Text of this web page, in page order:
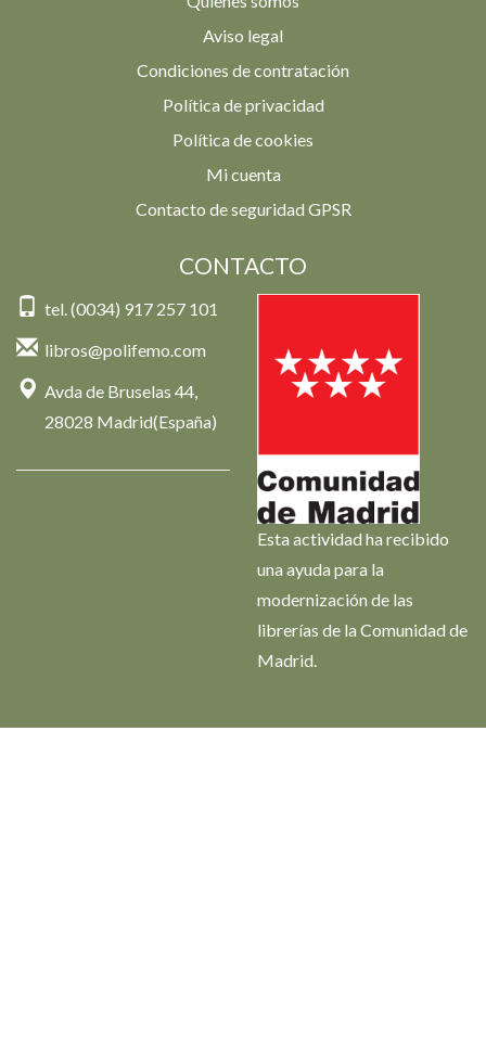
Aviso legal
Condiciones de contratación
Política de privacidad
Política de cookies
Mi cuenta
Contacto de seguridad GPSR
CONTACTO
tel. (0034) 917 257 101
libros@polifemo.com
Avda de Bruselas 44,
28028 Madrid(España)
Esta actividad ha recibido
una ayuda para la
modernización de las
librerías de la Comunidad de
Madrid.